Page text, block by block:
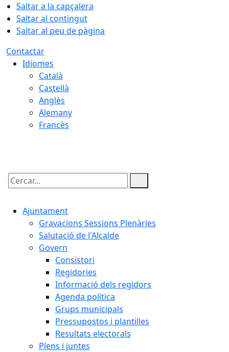
Saltar a la capçalera
Saltar al contingut
Saltar al peu de pàgina
Contactar
Idiomes
Català
Castellà
Anglès
Alemany
Francès
Cercar:
Ajuntament
Gravacions Sessions Plenàries
Salutació de l'Alcalde
Govern
Consistori
Regidories
Informació dels regidors
Agenda política
Grups municipals
Pressupostos i plantilles
Resultats electorals
Plens i juntes